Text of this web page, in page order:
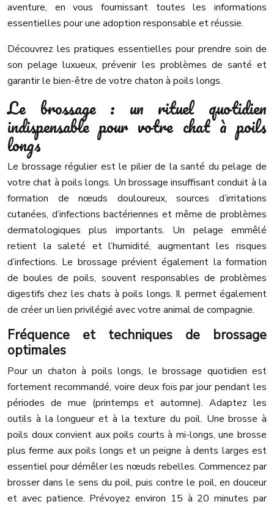
aventure, en vous fournissant toutes les informations
essentielles pour une adoption responsable et réussie.
Découvrez les pratiques essentielles pour prendre soin de
son pelage luxueux, prévenir les problèmes de santé et
garantir le bien-être de votre chaton à poils longs.
Le brossage : un rituel quotidien
indispensable pour votre chat à poils
longs
Le brossage régulier est le pilier de la santé du pelage de
votre chat à poils longs. Un brossage insuffisant conduit à la
formation de nœuds douloureux, sources d’irritations
cutanées, d’infections bactériennes et même de problèmes
dermatologiques plus importants. Un pelage emmêlé
retient la saleté et l’humidité, augmentant les risques
d’infections. Le brossage prévient également la formation
de boules de poils, souvent responsables de problèmes
digestifs chez les chats à poils longs. Il permet également
de créer un lien privilégié avec votre animal de compagnie.
Fréquence et techniques de brossage
optimales
Pour un chaton à poils longs, le brossage quotidien est
fortement recommandé, voire deux fois par jour pendant les
périodes de mue (printemps et automne). Adaptez les
outils à la longueur et à la texture du poil. Une brosse à
poils doux convient aux poils courts à mi-longs, une brosse
plus ferme aux poils longs et un peigne à dents larges est
essentiel pour démêler les nœuds rebelles. Commencez par
brosser dans le sens du poil, puis contre le poil, en douceur
et avec patience. Prévoyez environ 15 à 20 minutes par